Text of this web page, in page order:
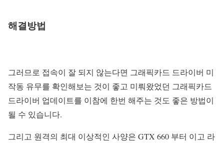
해결방법
그러므로 접속이 잘 되지 않는다면 그래픽카드 드라이버 미
작동 유무를 확인해보는 것이 좋고 미뤄왔었던 그래픽카드
드라이버 업데이트를 이참에 한번 해주는 것도 좋은 방법이
될 수 있습니다.
그리고 원격의 최대 이상적인 사양은 GTX 660 부터 이고 라